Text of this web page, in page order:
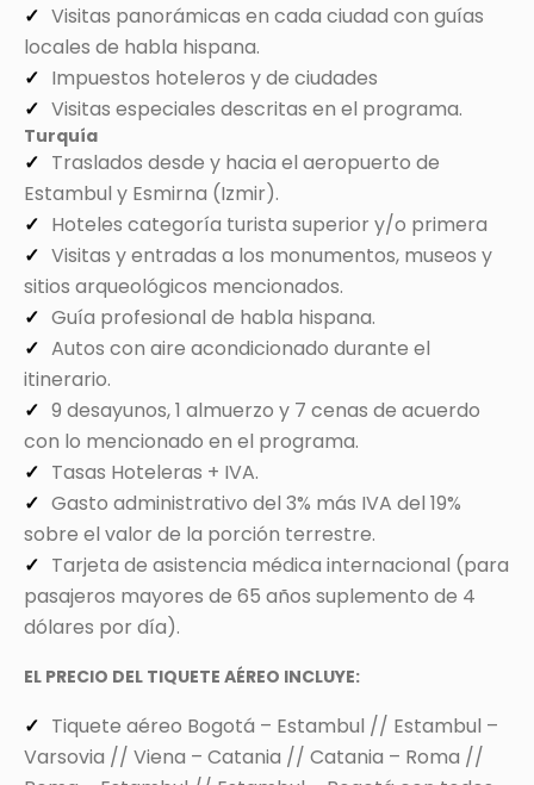
Visitas panorámicas en cada ciudad con guías
locales de habla hispana.
Impuestos hoteleros y de ciudades
Visitas especiales descritas en el programa.
Turquía
Traslados desde y hacia el aeropuerto de
Estambul y Esmirna (Izmir).
Hoteles categoría turista superior y/o primera
Visitas y entradas a los monumentos, museos y
sitios arqueológicos mencionados.
Guía profesional de habla hispana.
Autos con aire acondicionado durante el
itinerario.
9 desayunos, 1 almuerzo y 7 cenas de acuerdo
con lo mencionado en el programa.
Tasas Hoteleras + IVA.
Gasto administrativo del 3% más IVA del 19%
sobre el valor de la porción terrestre.
Tarjeta de asistencia médica internacional (para
pasajeros mayores de 65 años suplemento de 4
dólares por día).
EL PRECIO DEL TIQUETE AÉREO INCLUYE:
Tiquete aéreo Bogotá – Estambul // Estambul –
Varsovia // Viena – Catania // Catania – Roma //